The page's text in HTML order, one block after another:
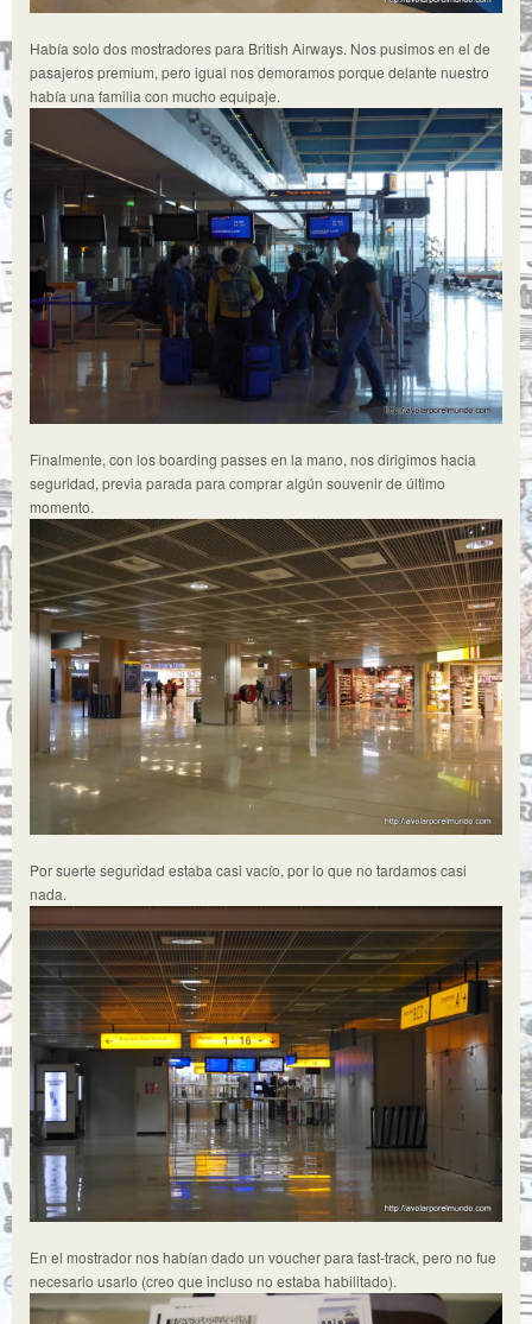
Había solo dos mostradores para British Airways. Nos pusimos en el de
pasajeros premium, pero igual nos demoramos porque delante nuestro
había una familia con mucho equipaje.
Finalmente, con los boarding passes en la mano, nos dirigimos hacia
seguridad, previa parada para comprar algún souvenir de último
momento.
Por suerte seguridad estaba casi vacío, por lo que no tardamos casi
nada.
En el mostrador nos habían dado un voucher para fast-track, pero no fue
necesario usarlo (creo que incluso no estaba habilitado).